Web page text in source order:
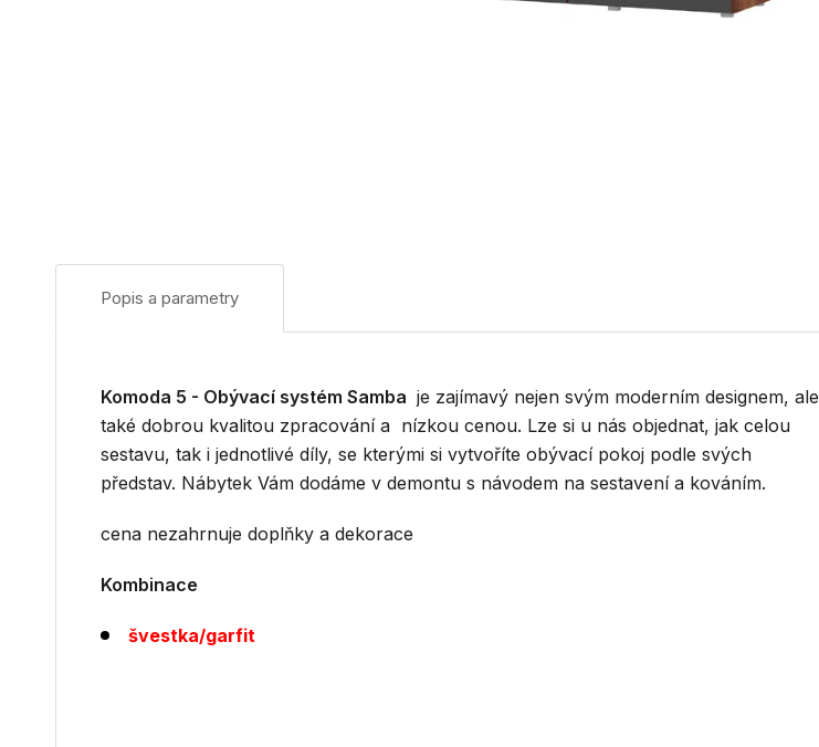
Popis a parametry
Komoda 5 - Obývací systém Samba je zajímavý nejen svým moderním designem, ale
také dobrou kvalitou zpracování a nízkou cenou. Lze si u nás objednat, jak celou
sestavu, tak i jednotlivé díly, se kterými si vytvoříte obývací pokoj podle svých
představ. Nábytek Vám dodáme v demontu s návodem na sestavení a kováním.
cena nezahrnuje doplňky a dekorace
Kombinace
švestka/garfit